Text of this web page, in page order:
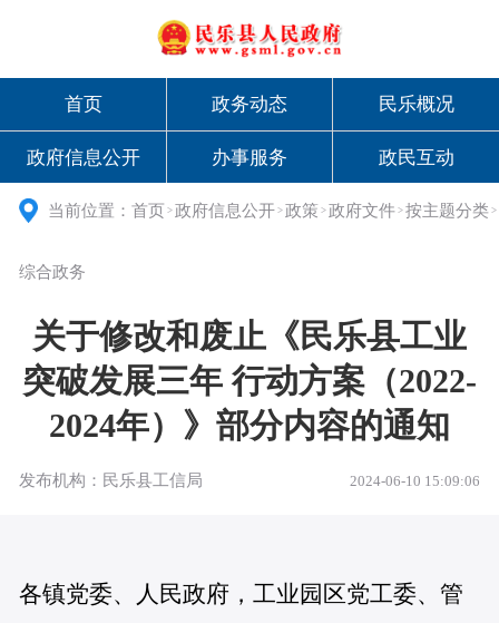
首页 政务动态 民乐概况
政府信息公开 办事服务 政民互动
当前位置：首页 > 政府信息公开 > 政策 > 政府文件 >按主题分类 >
综合政务
关于修改和废止《民乐县工业
突破发展三年 行动方案（2022-
2024年）》部分内容的通知
发布机构：民乐县工信局 2024-06-10 15:09:06
各镇党委、人民政府，工业园区党工委、管